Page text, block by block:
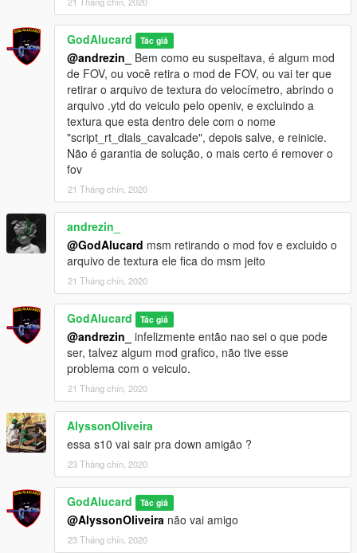
* If it doesn't work try the other way:
Mods - Update - x64 - DlcPacks - Patchday22ng - dlc.rpf - x64
- levels - gta5 - vehicles.rpf (Drag and drop)
or install on the last patchday you have
-------------------------------------------------- -----
2- copy the contents of the vehicles.txt file to the path:
Mods - update - update.rpf - common - data - levels - gta5 -
vehicles.meta (search and replace the SADLER content inside
the file)
-------------------------------------------------- -----
--------------------------------------------------------------------------------
--------------------------------
GodAlucard Tác giả
@andrezin_
Bem como eu suspeitava, é algum mod
de FOV, ou você retira o mod de FOV, ou vai ter que
retirar o arquivo de textura do velocímetro, abrindo o
arquivo .ytd do veiculo pelo openiv, e excluindo a
textura que esta dentro dele com o nome
"script_rt_dials_cavalcade", depois salve, e reinicie.
Não é garantia de solução, o mais certo é remover o
fov
21 Tháng chín, 2020
andrezin_
@GodAlucard msm retirando o mod fov e excluido o
arquivo de textura ele fica do msm jeito
21 Tháng chín, 2020
GodAlucard Tác giả
@andrezin_
infelizmente então nao sei o que pode
ser, talvez algum mod grafico, não tive esse
problema com o veiculo.
21 Tháng chín, 2020
AlyssonOliveira
essa s10 vai sair pra down amigão ?
23 Tháng chín, 2020
GodAlucard Tác giả
@AlyssonOliveira não vai amigo
23 Tháng chín, 2020